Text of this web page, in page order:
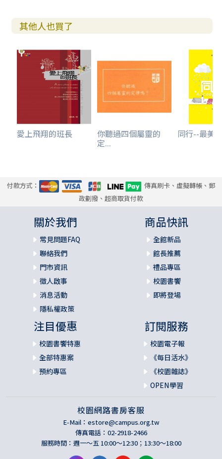
其他人也買了
愛上飛翔的班長 你聽過四個屬靈的
定...
同行--最美
付款方式：
傳真刷卡、虛擬轉帳、郵
政劃撥、超商取貨付款
關於我們
常見問題FAQ
聯絡我們
門市資訊
徵人啟事
消息活動
隱私權政策
商品快訊
全館新品
館長推薦
禮品專區
校園書饗
即將登場
注目優惠
校園書饗特惠
全部特惠案
預約專區
訂閱服務
校園電子報
《每日活水》
《校園雜誌》
OPEN學習
校園網路書房客服
E-Mail： estore@campus.org.tw
傳真電話：02-2918-2466
服務時間：週一～五 10:00～12:30；13:30～18:00